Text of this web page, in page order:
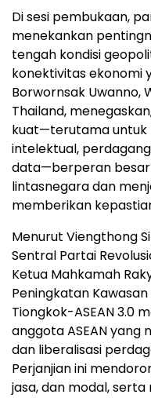
Di sesi pembukaan,
menekankan
tengah kondisi
konektivitas ekonomi
Borwornsak Uwanno,
Thailand,
kuat—terutama untuk
intelektual,
data—berperan besar
lintasnegara dan
memberikan
Menurut Viengthong
Sentral Partai
Ketua Mahkamah
Peningkatan
Tiongkok-ASEAN 3.0
anggota ASEAN
dan liberalisasi
Perjanjian ini
jasa, dan modal,